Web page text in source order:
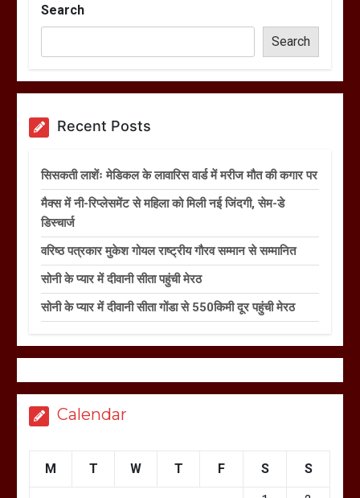
Search
Search
Recent Posts
सिसकती लाशेंः मेडिकल के लावारिस वार्ड में मरीज मौत की कगार पर
मैक्स में नी-रिप्लेसमेंट से महिला को मिली नई जिंदगी, सेम-डे
डिस्चार्ज
वरिष्ठ पत्रकार मुकेश गोयल राष्ट्रीय गौरव सम्मान से सम्मानित
सोनी के प्यार में दीवानी सीता पहुंची मेरठ
सोनी के प्यार में दीवानी सीता गोंडा से 550किमी दूर पहुंची मेरठ
Calendar
M T W T F S S